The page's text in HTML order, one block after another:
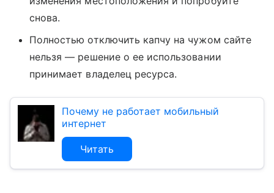
снова.
Полностью отключить капчу на чужом сайте
нельзя — решение о ее использовании
принимает владелец ресурса.
Почему не работает мобильный
интернет
Читать